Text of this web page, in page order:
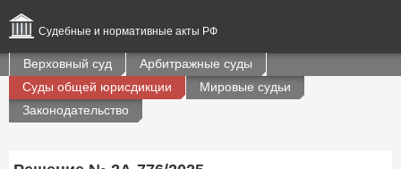
Судебные и нормативные акты РФ
Верховный суд
Арбитражные суды
Суды общей юрисдикции
Мировые судьи
Законодательство